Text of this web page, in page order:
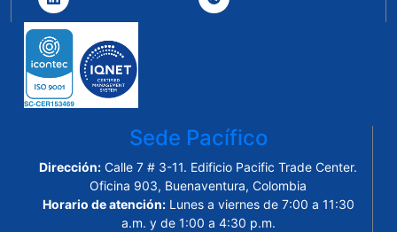
Sede Pacífico
Dirección: Calle 7 # 3-11. Edificio Pacific Trade Center.
Oficina 903, Buenaventura, Colombia
Horario de atención:Lunes a viernes de 7:00 a 11:30
a.m. y de 1:00 a 4:30 p.m.